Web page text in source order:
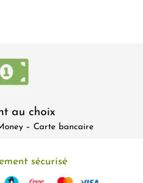
au choix
– Carte bancaire
sécurisé